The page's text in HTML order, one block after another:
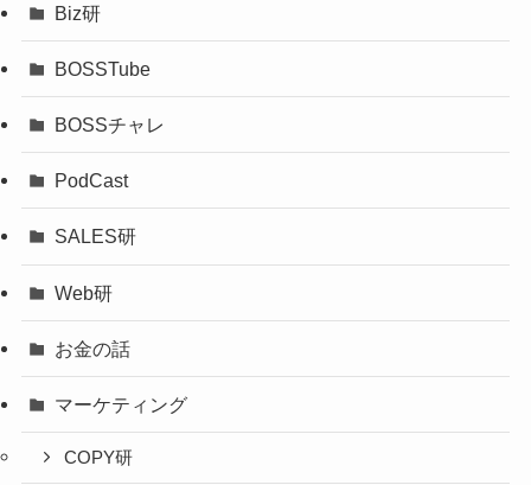
Biz研
BOSSTube
BOSSチャレ
PodCast
SALES研
Web研
お金の話
マーケティング
COPY研